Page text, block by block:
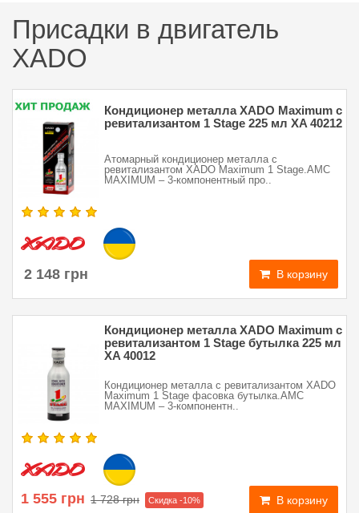
Присадки в двигатель
XADO
Кондиционер металла XADO Maximum с
ревитализантом 1 Stage 225 мл XA 40212
Атомарный кондиционер металла с
ревитализантом XADO Maximum 1 Stage.AMC
MAXIMUM – 3-компонентный про..
2 148 грн В корзину
Кондиционер металла XADO Maximum с
ревитализантом 1 Stage бутылка 225 мл
XA 40012
Кондиционер металла с ревитализантом XADO
Maximum 1 Stage фасовка бутылка.AMC
MAXIMUM – 3-компонентн..
1 555 грн 1 728 грн Скидка -10% В корзину